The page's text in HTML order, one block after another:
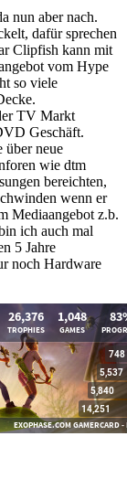
nun aber nach.
dafür sprechen
Clipfish kann mit
vom Hype
so viele
TV Markt
Geschäft.
über neue
wie dtm
bereichten,
wenn er
Mediaangebot z.b.
ich auch mal
5 Jahre
noch Hardware